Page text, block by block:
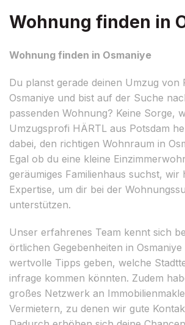
Wohnung finden in
Wohnung finden in Osmaniye
Du planst gerade deinen Umzug von
Osmaniye und bist auf der Suche
passenden Wohnung? Keine Sorge,
Umzugsprofi HÄRTL aus Potsdam
dabei, den richtigen Wohnraum in
Egal ob du eine kleine
geräumiges Familienhaus suchst, wir
Expertise, um dir bei der
unterstützen.
Unser erfahrenes Team kennt sich
örtlichen Gegebenheiten in
wertvolle Tipps geben, welche
infrage kommen könnten. Zudem
großes Netzwerk an
Vermietern, zu denen wir gute